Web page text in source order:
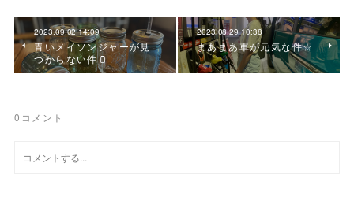
2023.09.02 14:09
青いメイソンジャーが見
つからない件🫙
2023.08.29 10:38
まあまあ車が元気な件☆
0 コメント